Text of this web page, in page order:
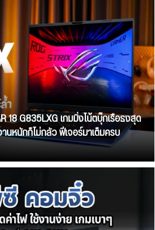
18 G835LXG เกมมิ่งโน้ตบุ๊กเรือธงสุด
หนักก็ไม่กลัว ฟีเจอร์มาเต็มครบ